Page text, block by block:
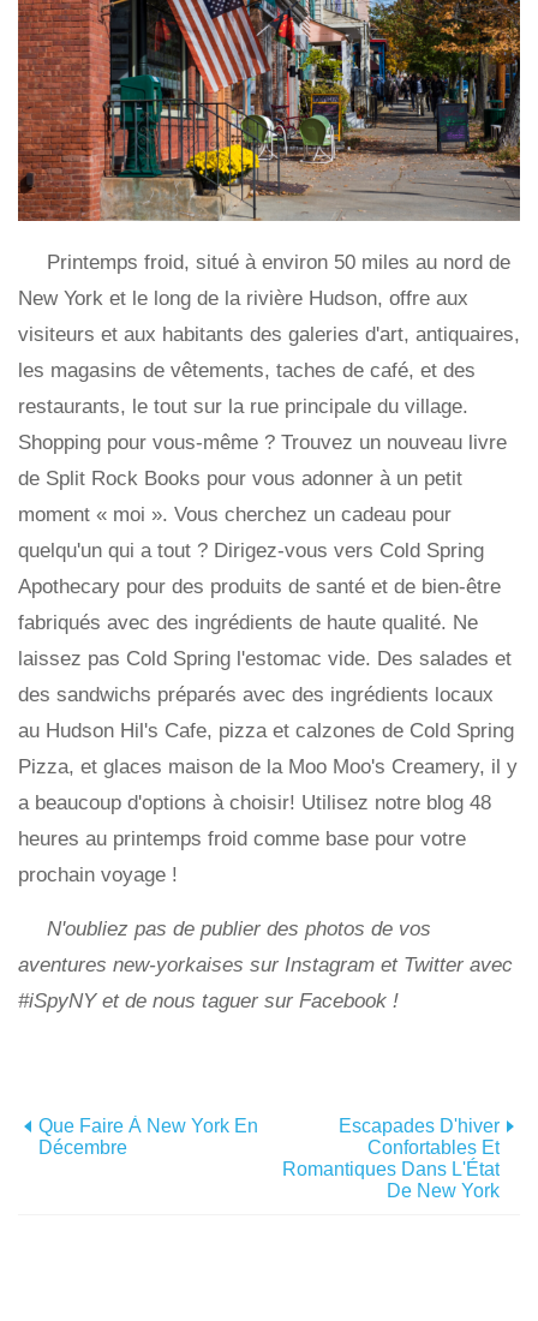
Printemps froid, situé à environ 50 miles au nord de
New York et le long de la rivière Hudson, offre aux
visiteurs et aux habitants des galeries d'art, antiquaires,
les magasins de vêtements, taches de café, et des
restaurants, le tout sur la rue principale du village.
Shopping pour vous-même ? Trouvez un nouveau livre
de Split Rock Books pour vous adonner à un petit
moment « moi ». Vous cherchez un cadeau pour
quelqu'un qui a tout ? Dirigez-vous vers Cold Spring
Apothecary pour des produits de santé et de bien-être
fabriqués avec des ingrédients de haute qualité. Ne
laissez pas Cold Spring l'estomac vide. Des salades et
des sandwichs préparés avec des ingrédients locaux
au Hudson Hil's Cafe, pizza et calzones de Cold Spring
Pizza, et glaces maison de la Moo Moo's Creamery, il y
a beaucoup d'options à choisir! Utilisez notre blog 48
heures au printemps froid comme base pour votre
prochain voyage !
N'oubliez pas de publier des photos de vos
aventures new-yorkaises sur Instagram et Twitter avec
#iSpyNY et de nous taguer sur Facebook !
Que Faire À New York En
Décembre
Escapades D'hiver
Confortables Et
Romantiques Dans L'État
De New York